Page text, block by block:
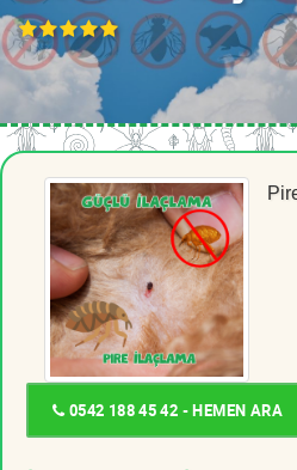
0542 188 45 42 - HEMEN ARA